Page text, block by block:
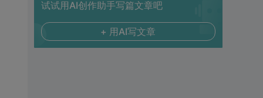
试试用AI创作助手写篇文章吧
+ 用AI写文章